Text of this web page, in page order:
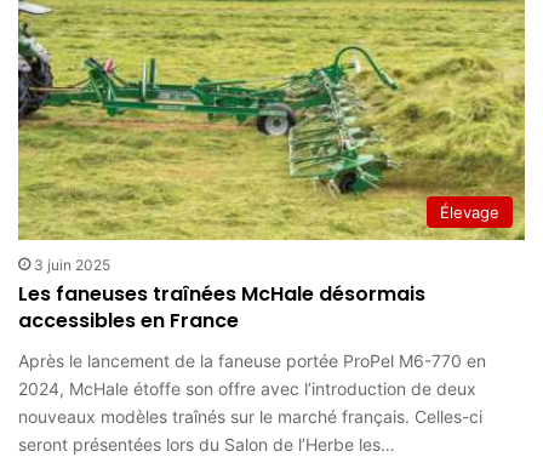
Élevage
3 juin 2025
Les faneuses traînées McHale désormais
accessibles en France
Après le lancement de la faneuse portée ProPel M6-770 en
2024, McHale étoffe son offre avec l’introduction de deux
nouveaux modèles traînés sur le marché français. Celles-ci
seront présentées lors du Salon de l’Herbe les…